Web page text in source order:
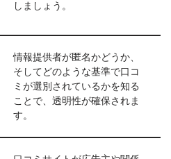
しましょう。
情報提供者が匿名かどうか、
そしてどのような基準で口コ
ミが選別されているかを知る
ことで、透明性が確保されま
す。